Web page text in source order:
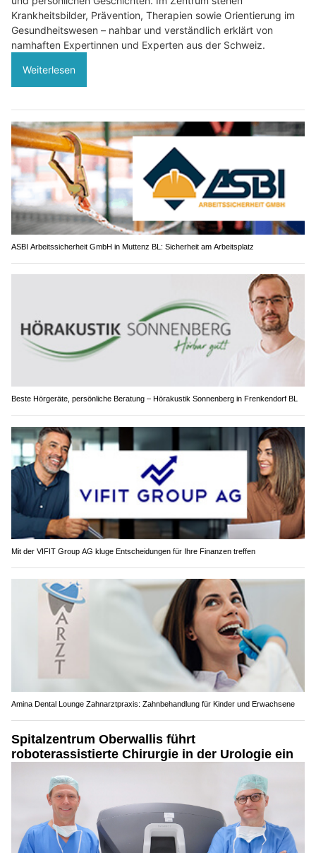
Krankheitsbilder, Prävention, Therapien sowie Orientierung im
Gesundheitswesen – nahbar und verständlich erklärt von
namhaften Expertinnen und Experten aus der Schweiz.
Weiterlesen
ASBI Arbeitssicherheit GmbH in Muttenz BL: Sicherheit am Arbeitsplatz
Beste Hörgeräte, persönliche Beratung – Hörakustik Sonnenberg in Frenkendorf BL
Mit der VIFIT Group AG kluge Entscheidungen für Ihre Finanzen treffen
Amina Dental Lounge Zahnarztpraxis: Zahnbehandlung für Kinder und Erwachsene
Spitalzentrum Oberwallis führt
roboterassistierte Chirurgie in der Urologie ein